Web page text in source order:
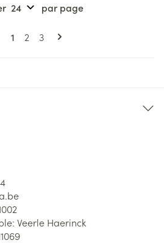
Pages
Vous lisez actuellement la page
1 Page
2 Page
3
par page
Veerle Haerinck